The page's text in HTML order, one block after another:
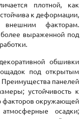
плотной, как
к деформации,
внешним факторам.
более выраженной под
обшивки
под открытым
Преимущества панелей
устойчивость к
факторов окружающей
осадки;